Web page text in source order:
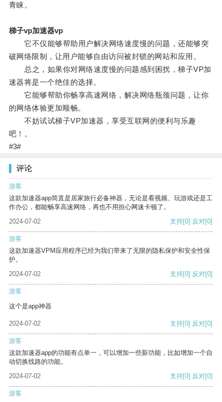
青睐。
梯子vp加速器vp
它不仅能够帮助用户解决网络速度慢的问题，还能够突
破网络限制，让用户能够自由访问被封锁的网站和应用。
总之，如果你对网络速度慢的问题感到困扰，梯子VP加
速器将是一个绝佳的选择。
它能够帮助你畅享高速网络，解决网络瓶颈问题，让你
的网络体验更加顺畅。
不妨试试梯子VP加速器，享受互联网的便利与乐趣
吧！。
#3#
评论
游客
这款加速器app简直是居家旅行必备神器，无论是看视频、玩游戏还是工
作办公，都能畅享高速网络，再也不用担心网速卡顿了。
2024-07-02
支持[0] 反对[0]
游客
这款加速器VPM应用程序已经为我们带来了无限的隐私保护和安全性保
护。
2024-07-02
支持[0] 反对[0]
游客
这个是app神器
2024-07-02 支持[0] 反对[0]
游客
这款加速器app的功能有点单一，可以增加一些新功能，比如增加一个自
动切换线路的功能。
2024-07-02
支持[0] 反对[0]
游客